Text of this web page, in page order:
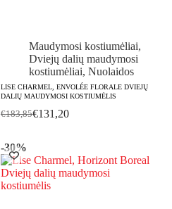
Maudymosi kostiumėliai,
Dviejų dalių maudymosi
kostiumėliai, Nuolaidos
LISE CHARMEL, ENVOLÉE FLORALE DVIEJŲ
DALIŲ MAUDYMOSI KOSTIUMĖLIS
€183,85Original
€183,85.
€131,20
Current
€131,20.
-30%